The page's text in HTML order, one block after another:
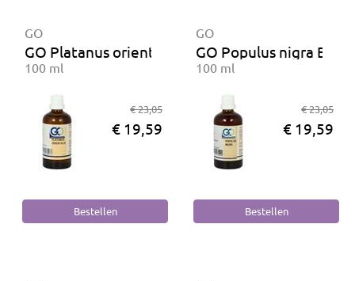
GO
GO Platanus orientalis BIO
100 ml
€ 23,05
€ 19,59
GO
GO Populus nigra BIO
100 ml
€ 23,05
€ 19,59